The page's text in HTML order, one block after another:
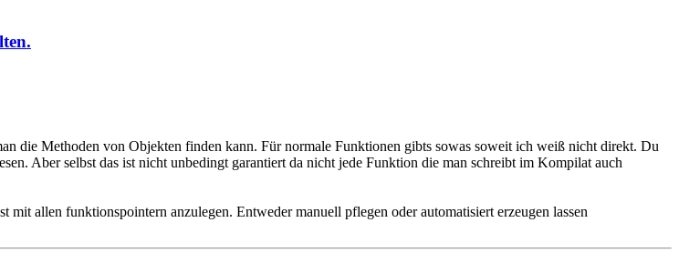
die Methoden von Objekten finden kann. Für normale Funktionen gibts sowas soweit ich weiß nicht direkt. Du
Aber selbst das ist nicht unbedingt garantiert da nicht jede Funktion die man schreibt im Kompilat auch
mit allen funktionspointern anzulegen. Entweder manuell pflegen oder automatisiert erzeugen lassen